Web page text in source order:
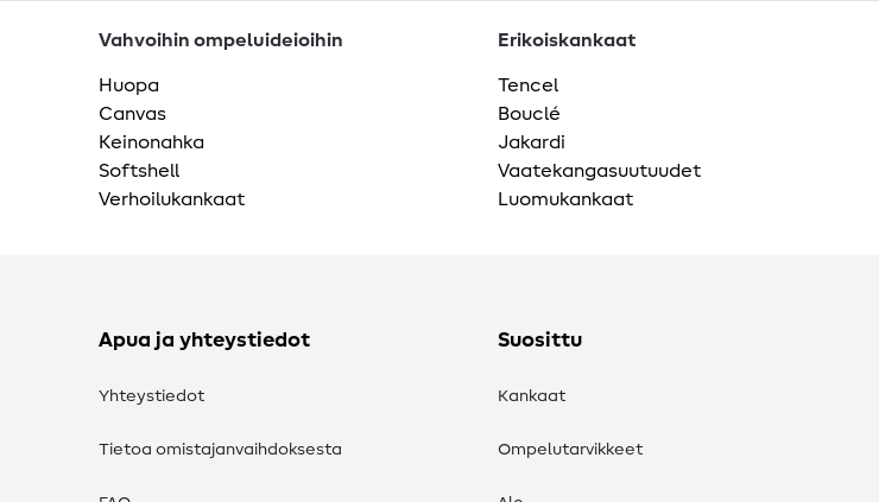
Vahvoihin ompeluideioihin
Huopa
Canvas
Keinonahka
Softshell
Verhoilukankaat
Erikoiskankaat
Tencel
Bouclé
Jakardi
Vaatekangasuutuudet
Luomukankaat
Apua ja yhteystiedot
Yhteystiedot
Tietoa omistajanvaihdoksesta
Suosittu
Kankaat
Ompelutarvikkeet